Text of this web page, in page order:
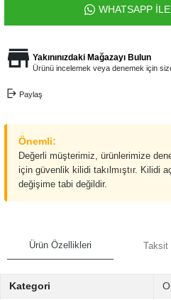
WHATSAPP
Yakınınızdaki Mağazayı Bulun
Ürünü incelemek veya denemek için
Paylaş
Önemli:
Değerli müşterimiz, ürünlerimize
için güvenlik kilidi takılmıştır. Kilidi
değişime tabi değildir.
Ürün Özellikleri Taksit
Kategori